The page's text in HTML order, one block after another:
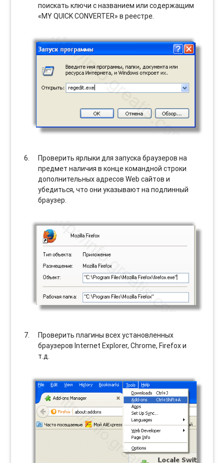
поискать ключи с названием или содержащим
«MY QUICK CONVERTER» в реестре.
Проверить ярлыки для запуска браузеров на
предмет наличия в конце командной строки
дополнительных адресов Web сайтов и
убедиться, что они указывают на подлинный
браузер.
Проверить плагины всех установленных
браузеров Internet Explorer, Chrome, Firefox и
т.д.